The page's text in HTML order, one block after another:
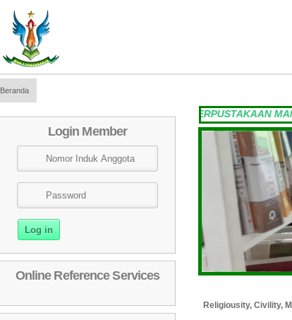
Beranda
Login Member
Online Reference Services
SELAMAT DATANG DI PERPUSTAKAAN
Religiousity, Civility,